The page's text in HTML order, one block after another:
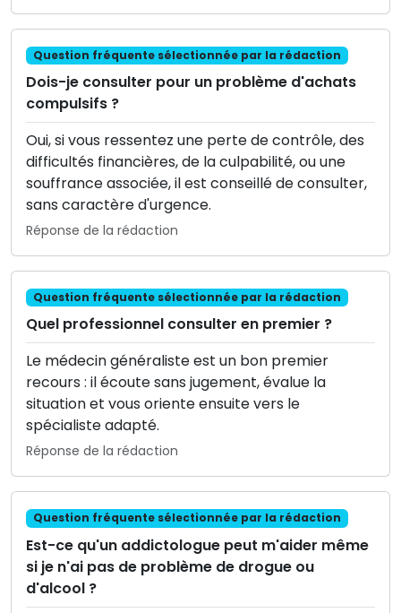
Question fréquente sélectionnée par la rédaction
Dois-je consulter pour un problème d'achats
compulsifs ?
Oui, si vous ressentez une perte de contrôle, des
difficultés financières, de la culpabilité, ou une
souffrance associée, il est conseillé de consulter,
sans caractère d'urgence.
Réponse de la rédaction
Question fréquente sélectionnée par la rédaction
Quel professionnel consulter en premier ?
Le médecin généraliste est un bon premier
recours : il écoute sans jugement, évalue la
situation et vous oriente ensuite vers le
spécialiste adapté.
Réponse de la rédaction
Question fréquente sélectionnée par la rédaction
Est-ce qu'un addictologue peut m'aider même
si je n'ai pas de problème de drogue ou
d'alcool ?